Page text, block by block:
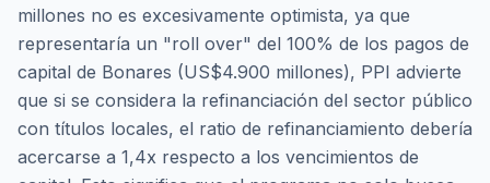
millones no es excesivamente optimista, ya que
representaría un "roll over" del 100% de los pagos de
capital de Bonares (US$4.900 millones), PPI advierte
que si se considera la refinanciación del sector público
con títulos locales, el ratio de refinanciamiento debería
acercarse a 1,4x respecto a los vencimientos de